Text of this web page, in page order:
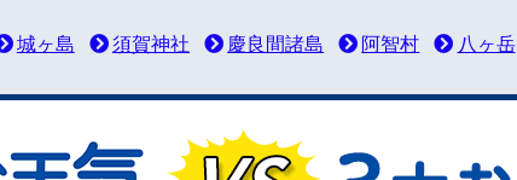
城ヶ島 須賀神社 慶良間諸島 阿智村 八ヶ岳